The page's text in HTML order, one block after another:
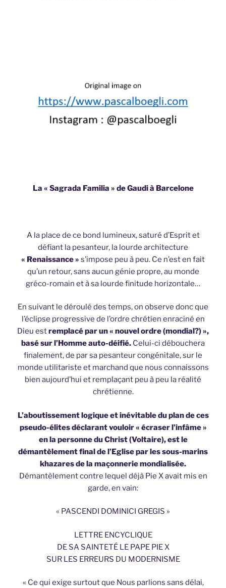
La « Sagrada Familia » de Gaudi à Barcelone
A la place de ce bond lumineux, saturé d’Esprit et
défiant la pesanteur, la lourde architecture
« Renaissance » s’impose peu à peu. Ce n’est en fait
qu’un retour, sans aucun génie propre, au monde
gréco-romain et à sa lourde finitude horizontale…
En suivant le déroulé des temps, on observe donc que
l’éclipse progressive de l’ordre chrétien enraciné en
Dieu estremplacé par un « nouvel ordre (mondial?) »,
basé sur l’Homme auto-déifié. Celui-ci débouchera
finalement, de par sa pesanteur congénitale, sur le
monde utilitariste et marchand que nous connaissons
bien aujourd’hui et remplaçant peu à peu la réalité
chrétienne.
L’aboutissementlogique et inévitable du plan de ces
pseudo-élites déclarant vouloir « écraser l’infâme »
en la personne du Christ (Voltaire), est le
démantèlement final de l’Eglise par les sous-marins
khazares de la maçonnerie mondialisée.
Démantèlement contre lequel déjà Pie X avait mis en
garde, en vain:
« PASCENDI DOMINICI GREGIS »
LETTRE ENCYCLIQUE
DE SA SAINTETÉ LE PAPE PIE X
SUR LES ERREURS DU MODERNISME
« Ce qui exige surtout que Nous parlions sans délai,